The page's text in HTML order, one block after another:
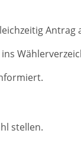
Antrag
stellen.